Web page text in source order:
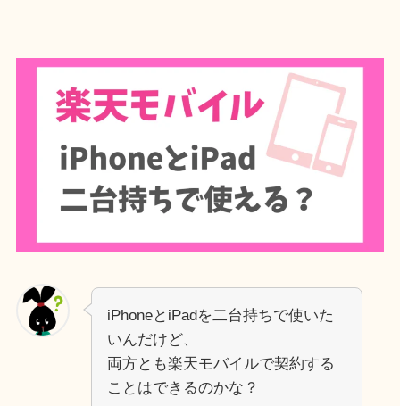
iPhoneとiPadを二台持ちで使いた
いんだけど、
両方とも楽天モバイルで契約する
ことはできるのかな？